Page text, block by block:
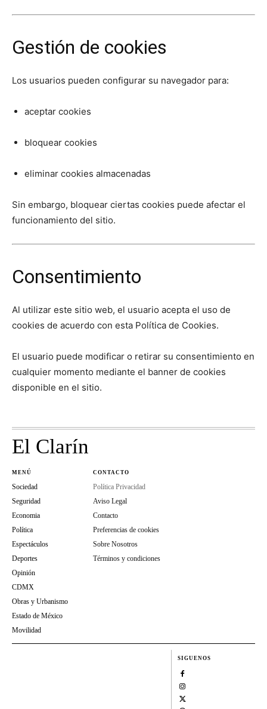
Gestión de cookies
Los usuarios pueden configurar su navegador para:
aceptar cookies
bloquear cookies
eliminar cookies almacenadas
Sin embargo, bloquear ciertas cookies puede afectar el
funcionamiento del sitio.
Consentimiento
Al utilizar este sitio web, el usuario acepta el uso de
cookies de acuerdo con esta Política de Cookies.
El usuario puede modificar o retirar su consentimiento en
cualquier momento mediante el banner de cookies
disponible en el sitio.
El Clarín
MENÚ
Sociedad
Seguridad
Economia
Política
Espectáculos
Deportes
Opinión
CDMX
Obras y Urbanismo
Estado de México
Movilidad
CONTACTO
Política Privacidad
Aviso Legal
Contacto
Preferencias de cookies
Sobre Nosotros
Términos y condiciones
SIGUENOS